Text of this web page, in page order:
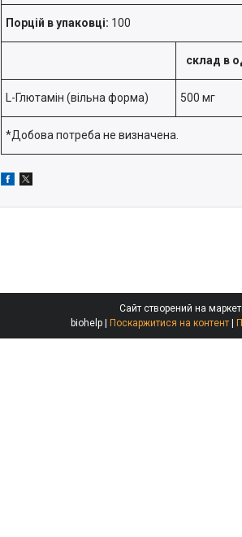
Порцій в упаковці: 100
склад в
L-Глютамін (вільна форма) 500 мг
*Добова потреба не визначена.
Сайт створений на
biohelp | Поскаржитися на контент |